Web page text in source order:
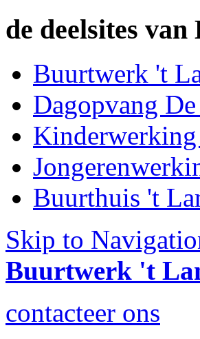
de deelsites
Buurtwerk 't
Dagopvang
Kinderwerking
Buurthuis 't
Skip to
Buurtwerk 't
contacteer ons